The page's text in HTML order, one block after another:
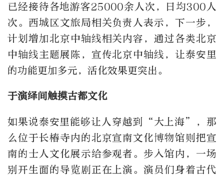
已经接待各地游客25000余人次，日均300人
次。西城区文旅局相关负责人表示，下一步，
计划增加北京中轴线相关内容，通过各类北京
中轴线主题展陈，宣传北京中轴线，让泰安里
的功能更加多元，活化效果更突出。
于演绎间触摸古都文化
如果说泰安里能够让人穿越到“大上海”，那
么位于长椿寺内的北京宣南文化博物馆则把宣
南的士人文化展示给参观者。步入馆内，一场
别开生面的导览剧正在上演。演员们身着古代